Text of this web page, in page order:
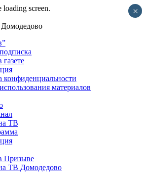
loading screen.
газете
конфиденциальности
материалов
ТВ
Призыве
ТВ Домодедово
×